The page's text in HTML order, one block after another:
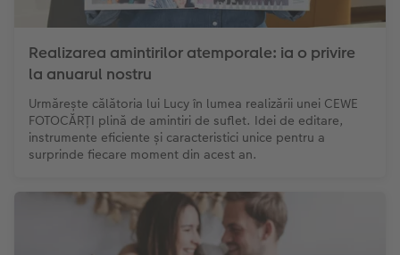
Realizarea amintirilor atemporale: ia o privire
la anuarul nostru
Urmărește călătoria lui Lucy în lumea realizării unei CEWE
FOTOCĂRȚI plină de amintiri de suflet. Idei de editare,
instrumente eficiente și caracteristici unice pentru a
surprinde fiecare moment din acest an.